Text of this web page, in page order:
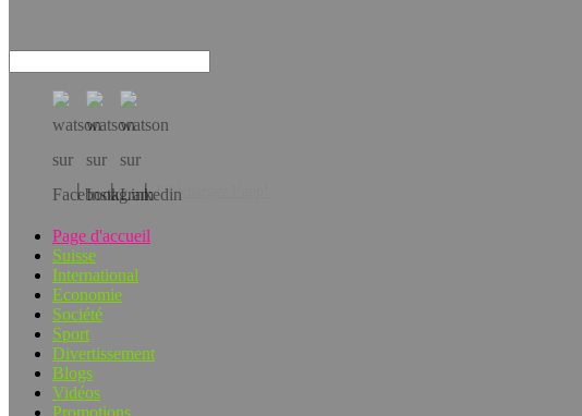
Téléchargez l’app!
Page d'accueil
Suisse
International
Economie
Société
Sport
Divertissement
Blogs
Vidéos
Promotions